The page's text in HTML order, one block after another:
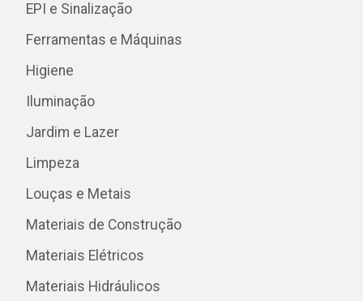
EPI e Sinalização
Ferramentas e Máquinas
Higiene
Iluminação
Jardim e Lazer
Limpeza
Louças e Metais
Materiais de Construção
Materiais Elétricos
Materiais Hidráulicos